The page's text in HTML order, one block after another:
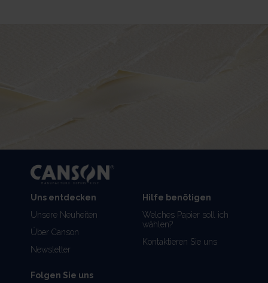
Uns entdecken
Unsere Neuheiten
Über Canson
Newsletter
Hilfe benötigen
Welches Papier soll ich
wählen?
Kontaktieren Sie uns
Folgen Sie uns